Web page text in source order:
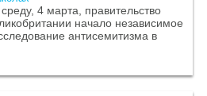
4 марта, правительство
начало независимое
антисемитизма в